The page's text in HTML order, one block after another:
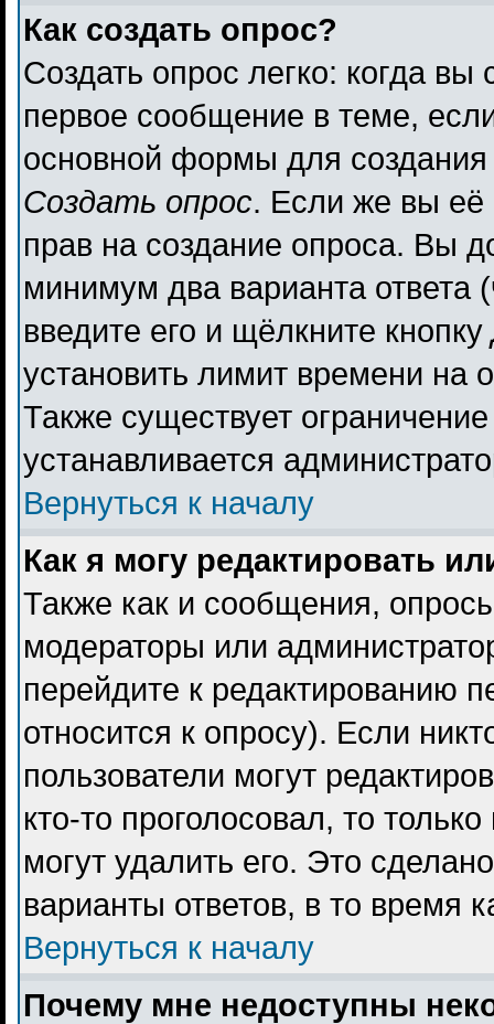
Как создать опрос?
Создать опрос легко: когда вы
первое сообщение в теме,
основной формы для
Создать опрос. Если же вы её
прав на создание опроса. Вы
минимум два варианта ответа
введите его и щёлкните кнопку
установить лимит времени на
Также существует
устанавливается
Вернуться к началу
Как я могу редактировать
Также как и сообщения,
модераторы или
перейдите к редактированию
относится к опросу). Если
пользователи могут
кто-то проголосовал, то
могут удалить его. Это
варианты ответов, в то время
Вернуться к началу
Почему мне недоступны